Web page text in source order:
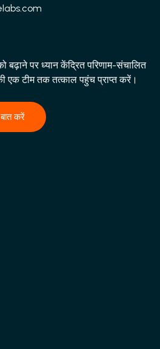
पर ध्यान केंद्रित परिणाम-संचालित
एक टीम तक तत्काल पहुंच प्राप्त करें।
करें